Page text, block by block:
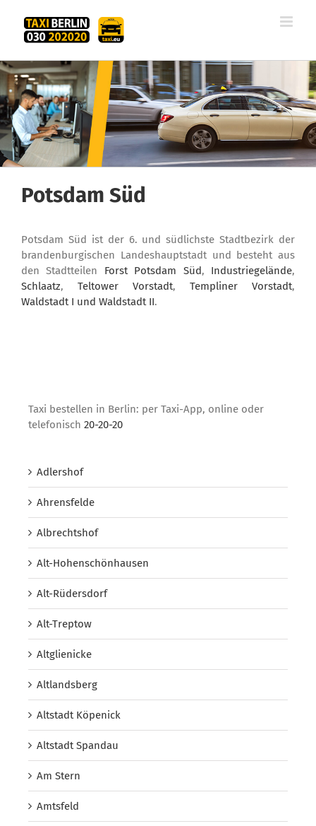
Inhalt
springen
Potsdam Süd
Potsdam Süd ist der 6. und südlichste Stadtbezirk der
brandenburgischen Landeshauptstadt und besteht aus
den Stadtteilen Forst Potsdam Süd, Industriegelände,
Schlaatz, Teltower Vorstadt, Templiner Vorstadt,
Waldstadt I und Waldstadt II.
Taxi bestellen in Berlin: per Taxi-App, online oder
telefonisch 20-20-20
Adlershof
Ahrensfelde
Albrechtshof
Alt-Hohenschönhausen
Alt-Rüdersdorf
Alt-Treptow
Altglienicke
Altlandsberg
Altstadt Köpenick
Altstadt Spandau
Am Stern
Amtsfeld